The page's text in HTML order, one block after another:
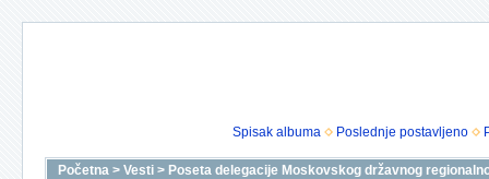
Spisak albuma Poslednje postavljeno
Početna > Vesti > Poseta delegacije Moskovskog državnog